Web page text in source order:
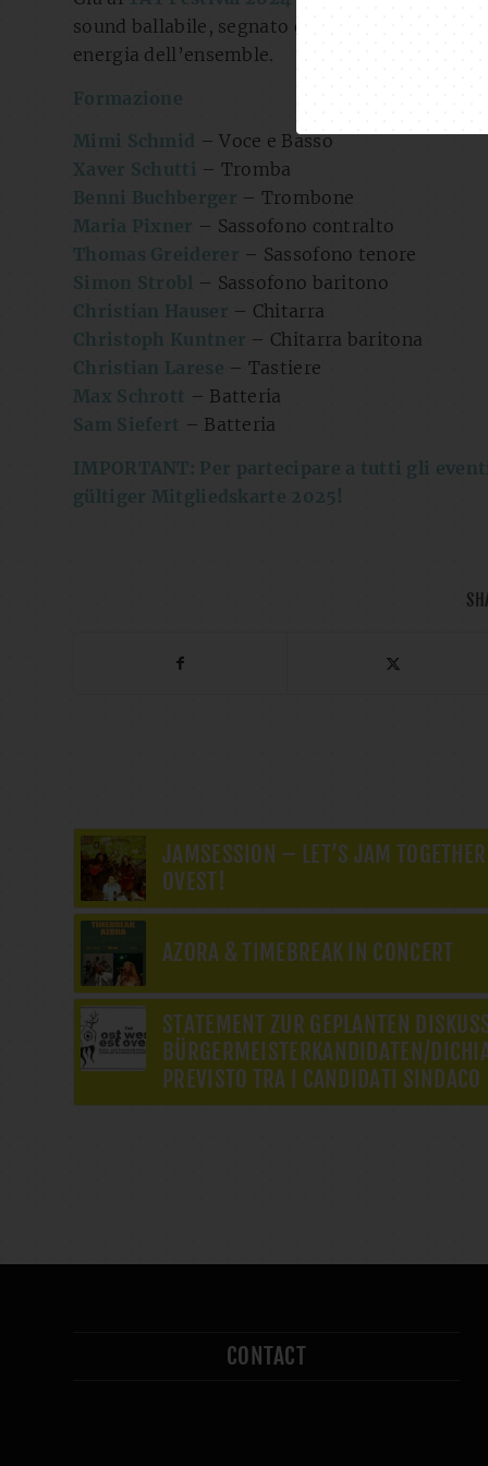
sound ballabile, segnato da influenze diverse (
energia dell’ensemble.
Formazione
Mimi Schmid – Voce e Basso
Xaver Schutti – Tromba
Benni Buchberger – Trombone
Maria Pixner – Sassofono contralto
Thomas Greiderer – Sassofono tenore
Simon Strobl – Sassofono baritono
Christian Hauser – Chitarra
Christoph Kuntner – Chitarra baritona
Christian Larese – Tastiere
Max Schrott – Batteria
Sam Siefert – Batteria
IMPORTANT: Per partecipare a tutti gli
gültiger Mitgliedskarte 2025!
JAMSESSION – LET’S JAM
OVEST!
AZORA & TIMEBREAK IN CONCERT
STATEMENT ZUR GEPLANTEN
BÜRGERMEISTERKANDIDATEN/
PREVISTO TRA I CANDIDATI SINDACO
CONTACT